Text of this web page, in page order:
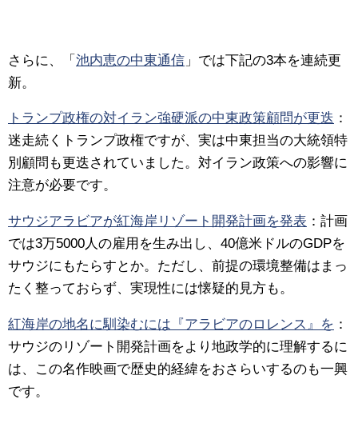
さらに、「 池内恵の中東通信 」では下記の3本を連続更
新。
トランプ政権の対イラン強硬派の中東政策顧問が更迭 ：
迷走続くトランプ政権ですが、実は中東担当の大統領特
別顧問も更迭されていました。対イラン政策への影響に
注意が必要です。
サウジアラビアが紅海岸リゾート開発計画を発表 ： 計画
では3万5000人の雇用を生み出し、40億米ドルのGDPを
サウジにもたらすとか。ただし、前提の環境整備はまっ
たく整っておらず、実現性には懐疑的見方も。
紅海岸の地名に馴染むには『アラビアのロレンス』を ：
サウジのリゾート開発計画をより地政学的に理解するに
は、この名作映画で歴史的経緯をおさらいするのも一興
です。